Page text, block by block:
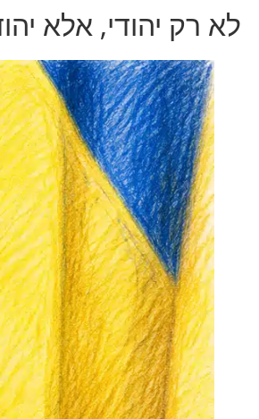
לא רק יהודי, אלא